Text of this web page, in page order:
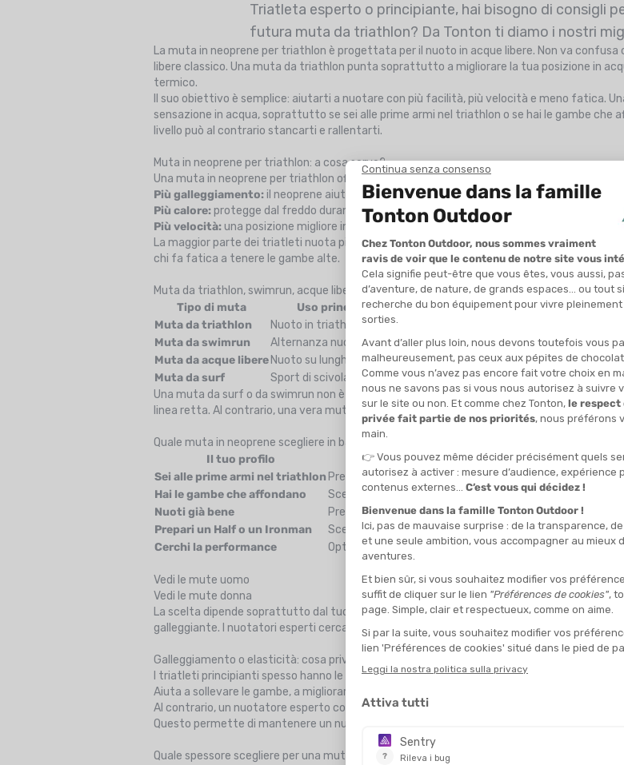
Triatleta esperto o principiante, hai bisogno di consigli
futura muta da triathlon? Da Tonton ti diamo i nostri
La muta in neoprene per triathlon è progettata per il nuoto in acque libere. Non va
libere classico. Una muta da triathlon punta soprattutto a migliorare la tua posizione in
termico.
Il suo obiettivo è semplice: aiutarti a nuotare con più facilità, più velocità e meno fatica.
sensazione in acqua, soprattutto se sei alle prime armi nel triathlon o se hai le gambe
livello può al contrario stancarti e rallentarti.
Muta in neoprene per triathlon: a cosa serve?
Una muta in neoprene per triathlon offre tre vantaggi principali:
Più galleggiamento: il neoprene aiuta a far risalire le gambe e il bacino per mantenere
Più calore: protegge dal freddo durante le partenze in acque libere, soprattutto in
Più velocità: una posizione migliore in acqua riduce la resistenza e migliora l'idrodinamismo.
La maggior parte dei triatleti nuota più veloce con una muta in neoprene rispetto alla sola
chi fa fatica a tenere le gambe alte.
Muta da triathlon, swimrun, acque libere o surf: quali differenze?
Tipo di muta
Uso principale
Caratteristiche
Muta da triathlon
Nuoto in triathlon
Muta da swimrun
Alternanza nuoto + corsaPiù robusta, spesso più corta, pensata per
Muta da acque libere Nuoto su lunghe distanzeComfort termico e galleggiamento
Muta da surf
Sport di scivolamento
Calore e resistenza, ma poco adatta al
Una muta da surf o da swimrun non è adatta al triathlon. Spesso è più spessa, meno
linea retta. Al contrario, una vera muta da triathlon è pensata per massimizzare la libertà
Quale muta in neoprene scegliere in base al tuo profilo?
Il tuo profilo
La scelta
Sei alle prime armi nel triathlon Preferisci un modello con tanto galleggiamento a livello
Hai le gambe che affondano
Scegli una muta orientata al galleggiamento con
Nuoti già bene
Preferisci un modello più elastico a livello delle spalle
Prepari un Half o un Ironman
Scegli una muta comoda, calda e facile da togliere
Cerchi la performance
Opta per un modello top di gamma con maggiore
Vedi le mute uomo
Vedi le mute donna
La scelta dipende soprattutto dal tuo livello nel nuoto e dalla tua posizione in acqua. I
galleggiante. I nuotatori esperti cercano maggiore elasticità alle spalle per conservare le
Galleggiamento o elasticità: cosa privilegiare?
I triatleti principianti spesso hanno le gambe che affondano. In questo caso, una muta
Aiuta a sollevare le gambe, a migliorare la posizione in acqua e a risparmiare energia.
Al contrario, un nuotatore esperto con una buona tecnica privilegia spesso una muta più
Questo permette di mantenere un nuoto più naturale e di limitare la fatica muscolare.
Quale spessore scegliere per una muta da triathlon?